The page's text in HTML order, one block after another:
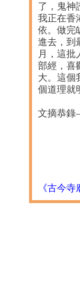
了，鬼神
我正在香
依。做完
進去，到
月，這批
部經，喜
大。這個
個道理就
文摘恭錄
《古今寺